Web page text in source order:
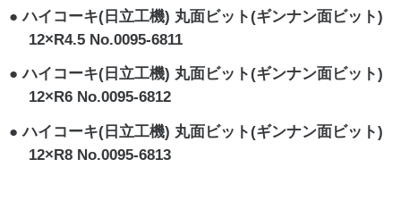
ハイコーキ(日立工機) 丸面ビット(ギンナン面ビット)
12×R4.5 No.0095-6811
ハイコーキ(日立工機) 丸面ビット(ギンナン面ビット)
12×R6 No.0095-6812
ハイコーキ(日立工機) 丸面ビット(ギンナン面ビット)
12×R8 No.0095-6813